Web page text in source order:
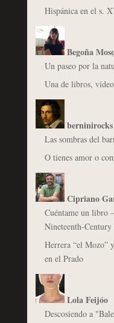
Hispánica en el s.
Begoña
Un paseo por la
Una de libros,
berninirocks
Las sombras del
O tienes amor o
Cipriano
Cuéntame un libro
Nineteenth-
Herrera “el Mozo”
en el Prado
Lola Feijóo
Descosiendo a